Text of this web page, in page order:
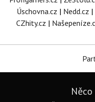
Úschovna.cz | Nedd.cz |
CZhity.cz |